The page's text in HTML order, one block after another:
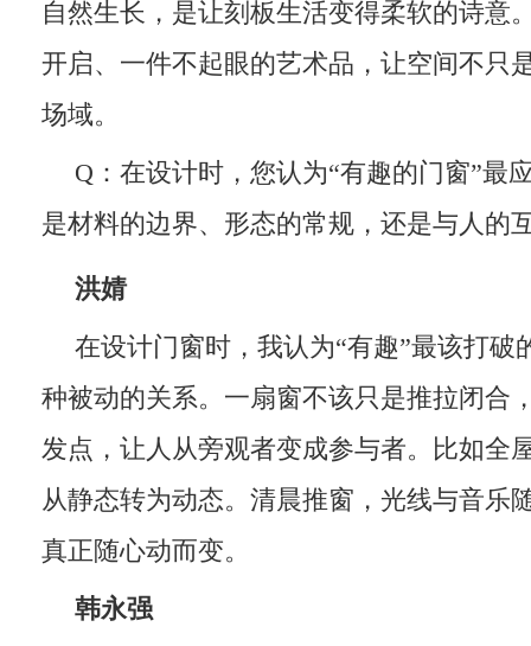
自然生长，是让刻板生活变得柔软的诗意
开启、一件不起眼的艺术品，让空间不只
场域。
Q：在设计时，您认为“有趣的门窗”最
是材料的边界、形态的常规，还是与人的
洪婧
在设计门窗时，我认为“有趣”最该打破
种被动的关系。一扇窗不该只是推拉闭合
发点，让人从旁观者变成参与者。比如全
从静态转为动态。清晨推窗，光线与音乐
真正随心动而变。
韩永强